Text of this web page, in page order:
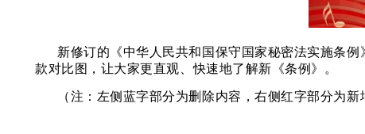
新修订的《中华人民共和国保守国家秘密法实施条例
款对比图，让大家更直观、快速地了解新 《条例》。
（注：左侧蓝字部分为删除内容，右侧红字部分为